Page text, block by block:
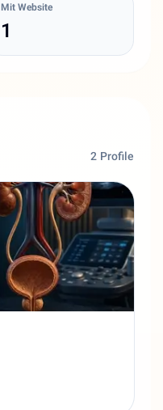
Mit Website
1
2 Profile